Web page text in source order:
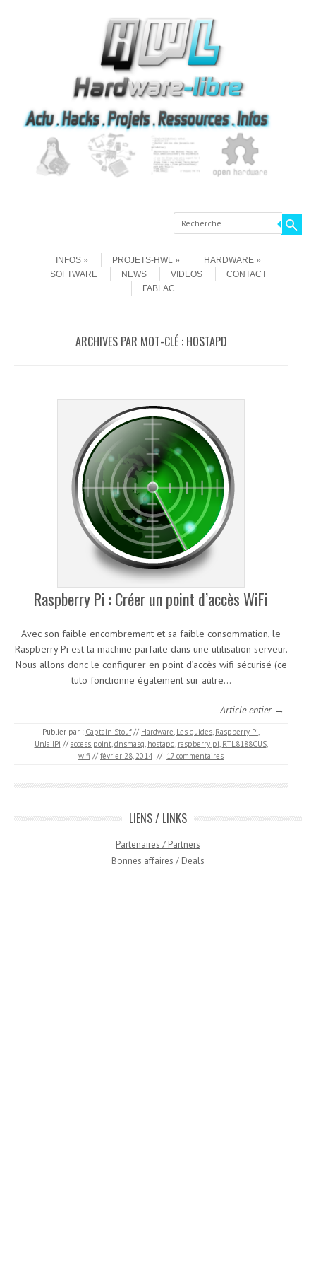
Recherche
INFOS
PROJETS-HWL
HARDWARE
SOFTWARE
NEWS VIDEOS
CONTACT
FABLAC
ARCHIVES PAR MOT-CLÉ : HOSTAPD
Raspberry Pi : Créer un point d’accès WiFi
Avec son faible encombrement et sa faible consommation, le
Raspberry Pi est la machine parfaite dans une utilisation serveur.
Nous allons donc le configurer en point d’accès wifi sécurisé (ce
tuto fonctionne également sur autre…
Article entier →
Publier par : Captain Stouf // Hardware, Les guides, Raspberry Pi,
UnJailPi // access point,dnsmasq, hostapd, raspberry pi, RTL8188CUS,
wifi // février 28, 2014 // 17 commentaires
LIENS / LINKS
Partenaires / Partners
Bonnes affaires / Deals